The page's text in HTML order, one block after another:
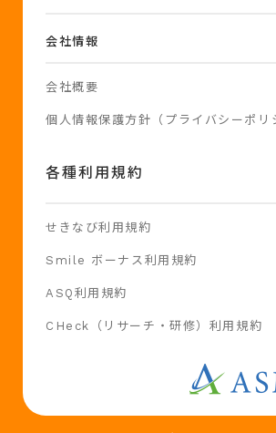
会社情報
会社概要
個人情報保護方針（プライバシーポリ
各種利用規約
せきなび利用規約
Smile ボーナス利用規約
ASQ利用規約
CHeck（リサーチ・研修）利用規約